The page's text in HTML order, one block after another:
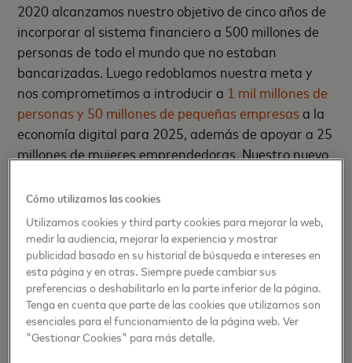
2020 alcanzamos nuestro objetivo de cinco años de
incorporar al sistema financiero a 500 millones de
personas de todo el mundo que no estaban
bancarizadas. Luego redoblamos nuestra meta y
nos comprometimos a introducir a 1 mil millones de
personas y 50 millones de pequeñas empresasa la
economía digital para 2025, además de apoyar a 25
millones de mujeres emprendedoras. Nuestro nuevo
importante de esa iniciativa.
Soluciones escalables para fomentar la
prosperidad
En concreto, estamos avanzando en las agendas
tecnológicas para llevar las mejores soluciones
digitales a la región, trabajando con más de 40
socios del ecosistema. Nuestras alianzas con
Cómo utilizamos las cookies
Utilizamos cookies y third party cookies para mejorar la web,
medir la audiencia, mejorar la experiencia y mostrar
publicidad basado en su historial de búsqueda e intereses en
esta página y en otras. Siempre puede cambiar sus
preferencias o deshabilitarlo en la parte inferior de la página.
Tenga en cuenta que parte de las cookies que utilizamos son
esenciales para el funcionamiento de la página web. Ver
"Gestionar Cookies" para más detalle.